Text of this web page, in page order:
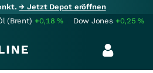
→ Jetzt Depot eröffnen
(Brent) +0,18% Dow Jones +0,25%